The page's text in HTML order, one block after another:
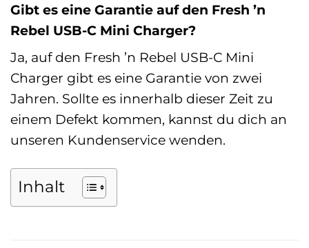
Gibt es eine Garantie auf den Fresh ’n
Rebel USB-C Mini Charger?
Ja, auf den Fresh ’n Rebel USB-C Mini
Charger gibt es eine Garantie von zwei
Jahren. Sollte es innerhalb dieser Zeit zu
einem Defekt kommen, kannst du dich an
unseren Kundenservice wenden.
Inhalt